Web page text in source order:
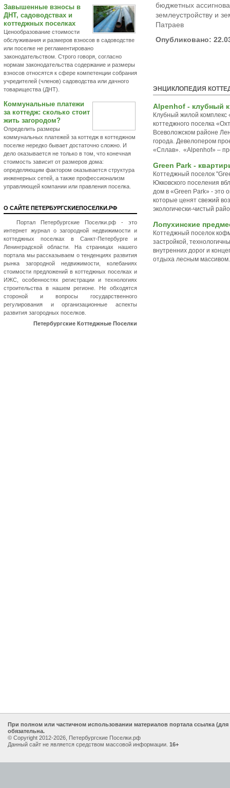
бюджетных
землеустройству и
Патраев
Опубликовано:
ЭНЦИКЛОПЕДИЯ
Alpenhof - клубный
Клубный жилой комплекс
коттеджного поселка
Всеволожском районе
города. Девелопером
«Сплав». «Alpenhof» –
Green Park -
Коттеджный поселок
Юкковского поселения
дом в «Green Park» - это
которые ценят свежий
экологически-чистый
Лопухинские
Коттеджный поселок
застройкой,
внутренних дорог и
отдыха лесным массивом.
Завышенные взносы в
ДНТ, садоводствах и
коттеджных поселках
Ценообразование стоимости
обслуживания и размеров взносов в садоводстве
или поселке не регламентировано
законодательством. Строго говоря, согласно
нормам законодательства содержание и размеры
взносов относятся к сфере компетенции собрания
учредителей (членов) садоводства или дачного
товарищества (ДНТ).
Коммунальные платежи
за коттедж: сколько стоит
жить загородом?
Определить размеры
коммунальных платежей за коттедж в коттеджном
поселке нередко бывает достаточно сложно. И
дело оказывается не только в том, что конечная
стоимость зависит от размеров дома:
определяющим фактором оказывается структура
инженерных сетей, а также профессионализм
управляющей компании или правления поселка.
О САЙТЕ ПЕТЕРБУРГСКИЕПОСЕЛКИ.РФ
Портал Петербургские Поселки.рф - это
интернет журнал о загородной недвижимости и
коттеджных поселках в Санкт-Петербурге и
Ленинградской области. На страницах нашего
портала мы рассказываем о тенденциях развития
рынка загородной недвижимости, колебаниях
стоимости предложений в коттеджных поселках и
ИЖС, особенностях регистрации и технологиях
строительства в нашем регионе. Не обходятся
стороной и вопросы государственного
регулирования и организационные аспекты
развития загородных поселков.
Петербургские Коттеджные Поселки
При полном или частичном использовании материалов портала ссылка
обязательна.
© Copyright 2012-2026, Петербургские Поселки.рф
Данный сайт не является средством массовой информации. 16+